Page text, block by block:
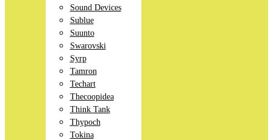
Sound Devices
Sublue
Suunto
Swarovski
Syrp
Tamron
Techart
Thecoopidea
Think Tank
Thypoch
Tokina